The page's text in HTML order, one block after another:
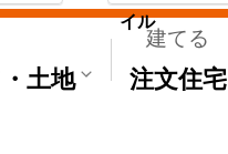
土地
建てる
注文住宅
イル